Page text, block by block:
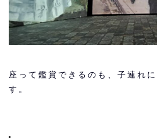
座って鑑賞できるのも、子連れ
す。